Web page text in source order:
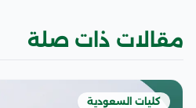
مقالات ذات صلة
كليات السعودية